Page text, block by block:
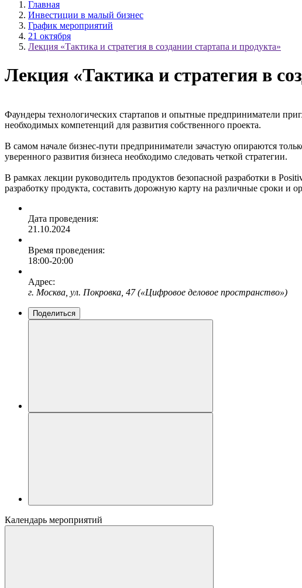
Главная
Инвестиции в малый бизнес
График мероприятий
21 октября
Лекция «Тактика и стратегия в создании стартапа и продукта»
Лекция «Тактика и стратегия в
Фаундеры технологических стартапов и опытные предприниматели
необходимых компетенций для развития собственного проекта.
В самом начале бизнес-пути предприниматели зачастую опираются
уверенного развития бизнеса необходимо следовать четкой стратегии.
В рамках лекции руководитель продуктов безопасной разработки в
разработку продукта, составить дорожную карту на различные сроки и
Дата проведения:
21.10.2024
Время проведения:
18:00-20:00
Адрес:
г. Москва, ул. Покровка, 47 («Цифровое деловое пространство»)
Поделиться
Календарь мероприятий